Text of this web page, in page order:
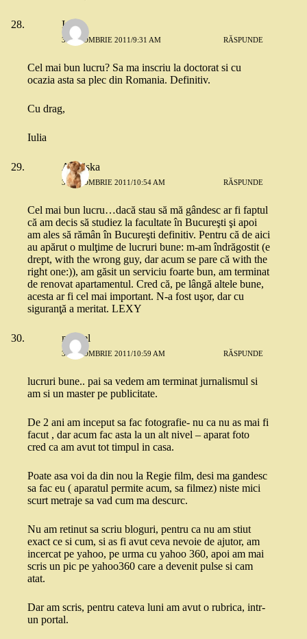
Iulia
3 OCTOMBRIE 2011/9:31 AM RĂSPUNDE
Cel mai bun lucru? Sa ma inscriu la doctorat si cu
ocazia asta sa plec din Romania. Definitiv.
Cu drag,
Iulia
Alexiska
3 OCTOMBRIE 2011/10:54 AM RĂSPUNDE
Cel mai bun lucru…dacă stau să mă gândesc ar fi faptul
că am decis să studiez la facultate în Bucureşti şi apoi
am ales să rămân în Bucureşti definitiv. Pentru că de aici
au apărut o mulţime de lucruri bune: m-am îndrăgostit (e
drept, with the wrong guy, dar acum se pare că with the
right one:)), am găsit un serviciu foarte bun, am terminat
de renovat apartamentul. Cred că, pe lângă altele bune,
acesta ar fi cel mai important. N-a fost uşor, dar cu
siguranţă a meritat. LEXY
marcel
3 OCTOMBRIE 2011/10:59 AM RĂSPUNDE
lucruri bune.. pai sa vedem am terminat jurnalismul si
am si un master pe publicitate.
De 2 ani am inceput sa fac fotografie- nu ca nu as mai fi
facut , dar acum fac asta la un alt nivel – aparat foto
cred ca am avut tot timpul in casa.
Poate asa voi da din nou la Regie film, desi ma gandesc
sa fac eu ( aparatul permite acum, sa filmez) niste mici
scurt metraje sa vad cum ma descurc.
Nu am retinut sa scriu bloguri, pentru ca nu am stiut
exact ce si cum, si as fi avut ceva nevoie de ajutor, am
incercat pe yahoo, pe urma cu yahoo 360, apoi am mai
scris un pic pe yahoo360 care a devenit pulse si cam
atat.
Dar am scris, pentru cateva luni am avut o rubrica, intr-
un portal.